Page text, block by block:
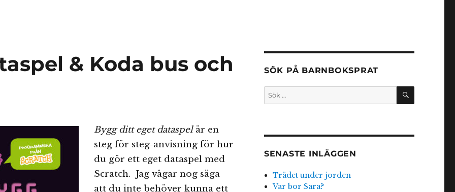
& Koda bus och
Bygg ditt eget dataspelär en
steg för steg-anvisning för hur
du gör ett eget dataspel med
Scratch. Jag vågar nog säga
att du inte behöver kunna ett
SÖK PÅ BARNBOKSPRAT
Sök
efter:
SÖK
SENASTE INLÄGGEN
Trädet under jorden
Var bor Sara?